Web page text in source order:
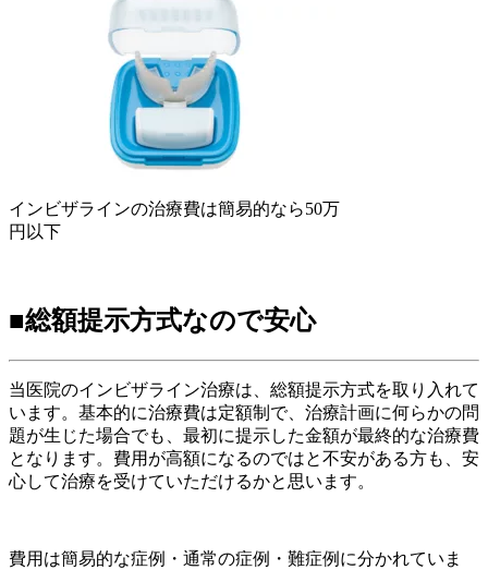
インビザラインの治療費は簡易的なら50万
円以下
■総額提示方式なので安心
当医院のインビザライン治療は、総額提示方式を取り入れて
います。基本的に治療費は定額制で、治療計画に何らかの問
題が生じた場合でも、最初に提示した金額が最終的な治療費
となります。費用が高額になるのではと不安がある方も、安
心して治療を受けていただけるかと思います。
費用は簡易的な症例・通常の症例・難症例に分かれていま